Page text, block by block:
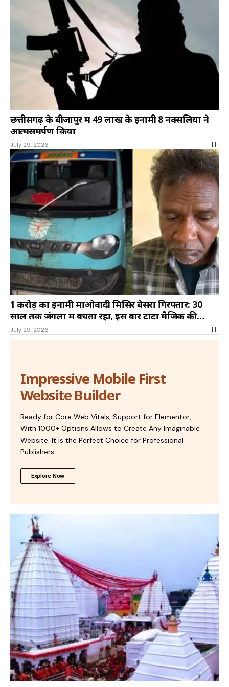
छत्तीसगढ़ के बीजापुर में 49 लाख के इनामी 8 नक्सलियों ने
आत्मसमर्पण किया
July 29, 2026
₹1 करोड़ का इनामी माओवादी मिसिर बेसरा गिरफ्तार: 30
साल तक जंगलों में बचता रहा, इस बार टाटा मैजिक की
सवारी बनी गिरफ्तारी की वजह
July 29, 2026
Impressive Mobile First
Website Builder
Ready for Core Web Vitals, Support for Elementor,
With 1000+ Options Allows to Create Any Imaginable
Website. It is the Perfect Choice for Professional
Publishers.
Explore Now